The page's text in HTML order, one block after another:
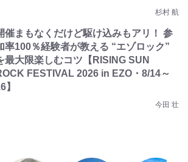
杉村 航
催まもなくだけど駆け込みもアリ！ 参
率100％経験者が教える “エゾロック”
最大限楽しむコツ【RISING SUN
FESTIVAL 2026 in EZO・8/14～
】
今田 壮